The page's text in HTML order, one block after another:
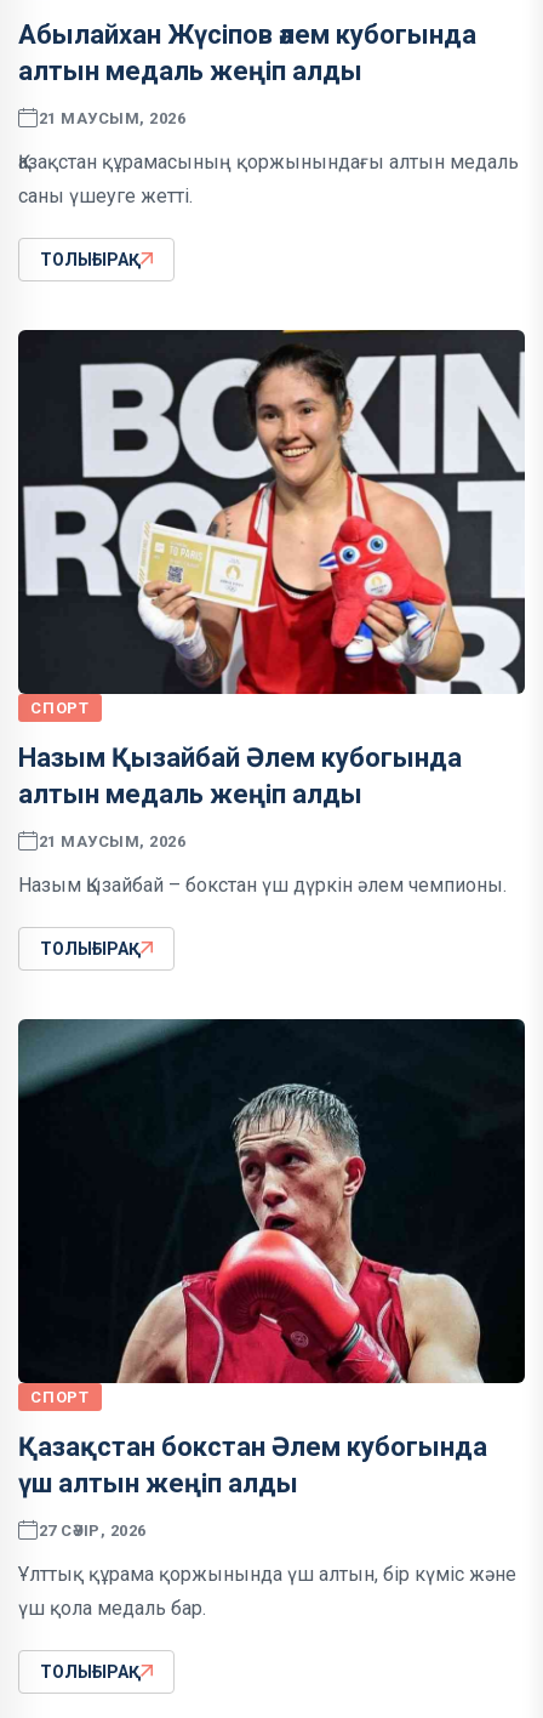
Абылайхан Жүсіпов әлем кубогында
алтын медаль жеңіп алды
21 МАУСЫМ, 2026
Қазақстан құрамасының қоржынындағы алтын медаль
саны үшеуге жетті.
ТОЛЫҒЫРАҚ
СПОРТ
Назым Қызайбай Әлем кубогында
алтын медаль жеңіп алды
21 МАУСЫМ, 2026
Назым Қызайбай – бокстан үш дүркін әлем чемпионы.
ТОЛЫҒЫРАҚ
СПОРТ
Қазақстан бокстан Әлем кубогында
үш алтын жеңіп алды
27 СӘУІР, 2026
Ұлттық құрама қоржынында үш алтын, бір күміс және
үш қола медаль бар.
ТОЛЫҒЫРАҚ